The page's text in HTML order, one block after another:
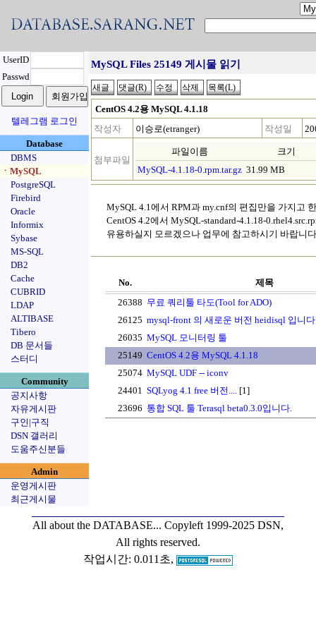
UserID
Passwd
텔레그램 로그인
Database
DBMS
ㆍMySQL
PostgreSQL
Firebird
Oracle
Informix
Sybase
MS-SQL
DB2
Cache
CUBRID
LDAP
ALTIBASE
Tibero
DB 문서들
스터디
Community
공지사항
자유게시판
구인|구직
DSN 갤러리
도움주신분들
Admin
운영게시판
최근게시물
MySQL Files 25149 게시물 읽기
CentOS 4.2용 MySQL 4.1.18
작성자
이승로(etranger) 작성일
첨부파일
파일이름
크기
MySQL-4.1.18-0.rpm.tar.gz 31.99 MB
MySQL 4.1에서 RPM과 my.cnf의 편집만을 가지고
CentOS 4.2에서 MySQL-standard-4.1.18-
유용하실지 모르겠으나 업무에 참고하시기 바랍니
No.
제목
26388 무료 쿼리툴 타도(Tool for ADO)
26125 mysql-front 의 새로운 버전 heidisql 입니
26035 MySQL 모니터링 툴
25149 CentOS 4.2용 MySQL 4.1.18
25074 MySQL UDF -- iconv
24401 SQLyog 4.1 free 버전.... [1]
23696 통합 SQL 툴 Terasql beta0.3.0입니다.
All about the DATABASE... Copyleft 1999-2025 DSN,
All rights reserved.
작업시간: 0.011초,